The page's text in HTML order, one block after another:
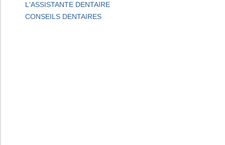
L'ASSISTANTE DENTAIRE
CONSEILS DENTAIRES